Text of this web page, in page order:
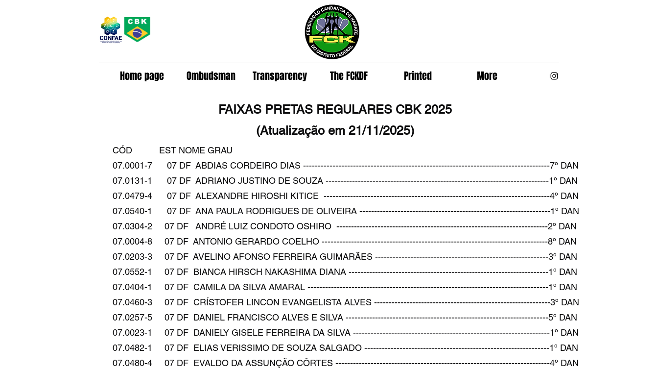
Home page Ombudsman Transparency The FCKDF Printed More
FAIXAS PRETAS REGULARES CBK 2025
(Atualização em 21/11/2025)
CÓD EST NOME GRAU
07.0001-7 07 DF ABDIAS CORDEIRO DIAS ------------------------------------------------------------------------------------7º DAN
07.0131-1 07 DF ADRIANO JUSTINO DE SOUZA ----------------------------------------------------------------------------1º DAN
07.0479-4 07 DF ALEXANDRE HIROSHI KITICE -----------------------------------------------------------------------------4º DAN
07.0540-1 07 DF ANA PAULA RODRIGUES DE OLIVEIRA -----------------------------------------------------------------1º DAN
07.0304-2 07 DF ANDRÉ LUIZ CONDOTO OSHIRO ------------------------------------------------------------------------2º DAN
07.0004-8 07 DF ANTONIO GERARDO COELHO -----------------------------------------------------------------------------8º DAN
07.0203-3 07 DF AVELINO AFONSO FERREIRA GUIMARÃES -----------------------------------------------------------3º DAN
07.0552-1 07 DF BIANCA HIRSCH NAKASHIMA DIANA --------------------------------------------------------------------1º DAN
07.0404-1 07 DF CAMILA DA SILVA AMARAL ----------------------------------------------------------------------------------1º DAN
07.0460-3 07 DF CRÍSTOFER LINCON EVANGELISTA ALVES ------------------------------------------------------------3º DAN
07.0257-5 07 DF DANIEL FRANCISCO ALVES E SILVA ---------------------------------------------------------------------5º DAN
07.0023-1 07 DF DANIELY GISELE FERREIRA DA SILVA -------------------------------------------------------------------1º DAN
07.0482-1 07 DF ELIAS VERISSIMO DE SOUZA SALGADO ---------------------------------------------------------------1º DAN
07.0480-4 07 DF EVALDO DA ASSUNÇÃO CÔRTES -------------------------------------------------------------------------4º DAN